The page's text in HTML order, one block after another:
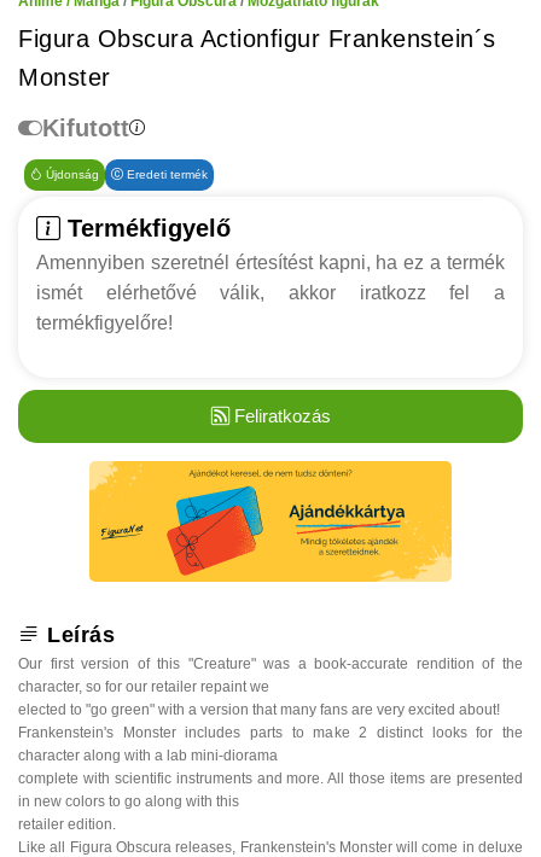
Figura Obscura Actionfigur Frankenstein´s
Monster
Kifutott
Újdonság Eredeti termék
Termékfigyelő
Amennyiben szeretnél értesítést kapni, ha ez a termék
ismét elérhetővé válik, akkor iratkozz fel a
termékfigyelőre!
Feliratkozás
Leírás
Our first version of this "Creature" was a book-accurate rendition of the
character, so for our retailer repaint we
elected to "go green" with a version that many fans are very excited about!
Frankenstein's Monster includes parts to make 2 distinct looks for the
character along with a lab mini-diorama
complete with scientific instruments and more. All those items are presented
in new colors to go along with this
retailer edition.
Like all Figura Obscura releases, Frankenstein's Monster will come in deluxe